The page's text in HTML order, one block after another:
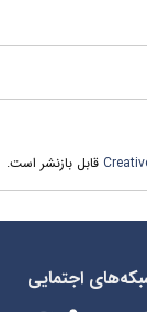
قابل بازنشر است.
اجتمایی